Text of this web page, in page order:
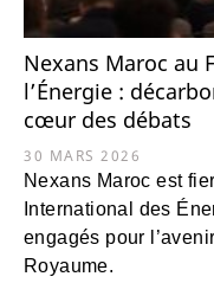
Nexans Maroc au
l’Énergie :
cœur des débats
30 MARS 2026
Nexans Maroc est
International des
engagés pour
Royaume.